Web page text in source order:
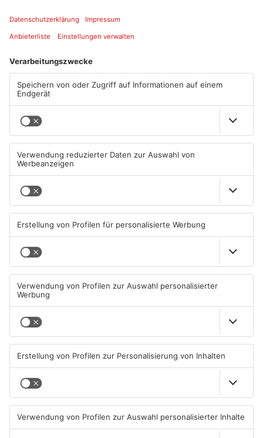
ANZEIGE
Mehr aus
Primaveraland
TOPNEWS
Schwimmbäder im
Primaveraland weisen teils
erhebliche Mängel auf
06.08.2026, 06:37 UHR IN
PRIMAVERALAND
TOPNEWS
weiterhin sehr hoch
06.08.2026, 06:34 UHR IN
PRIMAVERALAND